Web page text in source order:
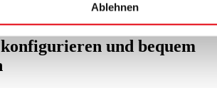
Ablehnen
Abdeckung bei
und bequem